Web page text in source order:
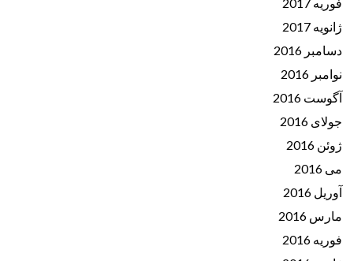
ژانویه 2017
دسامبر 2016
نوامبر 2016
آگوست 2016
جولای 2016
ژوئن 2016
می 2016
آوریل 2016
مارس 2016
فوریه 2016